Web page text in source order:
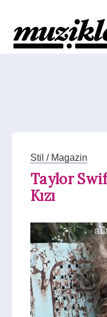
Stil / Magazin
Taylor
Kızı